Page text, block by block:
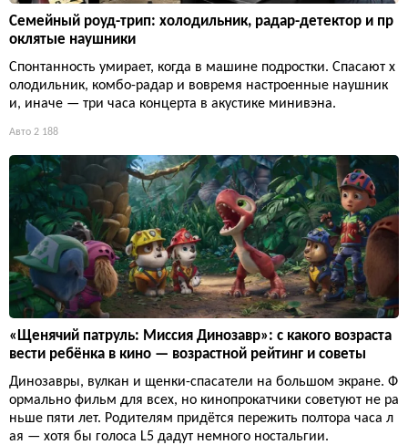
Семейный роуд-трип: холодильник, радар-детектор и пр
оклятые наушники
Спонтанность умирает, когда в машине подростки. Спасают х
олодильник, комбо-радар и вовремя настроенные наушник
и, иначе — три часа концерта в акустике минивэна.
Авто 2 188
«Щенячий патруль: Миссия Динозавр»: с какого возраста
вести ребёнка в кино — возрастной рейтинг и советы
Динозавры, вулкан и щенки-спасатели на большом экране. Ф
ормально фильм для всех, но кинопрокатчики советуют не ра
ньше пяти лет. Родителям придётся пережить полтора часа л
ая — хотя бы голоса L5 дадут немного ностальгии.